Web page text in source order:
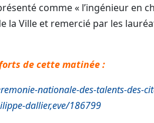
comme « l’ingénieur en
la Ville et remercié par les
de cette matinée :
nationale-des-talents-des-
dallier,eve/186799